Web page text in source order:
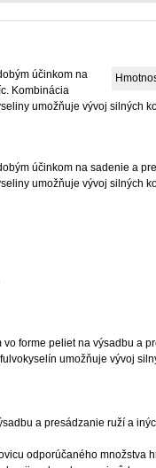
účinkom na
Kombinácia
umožňuje vývoj silných
účinkom na sadenie a
umožňuje vývoj silných
forme peliet na výsadbu a
umožňuje vývoj
a presádzanie ruží a
odporúčaného množstva